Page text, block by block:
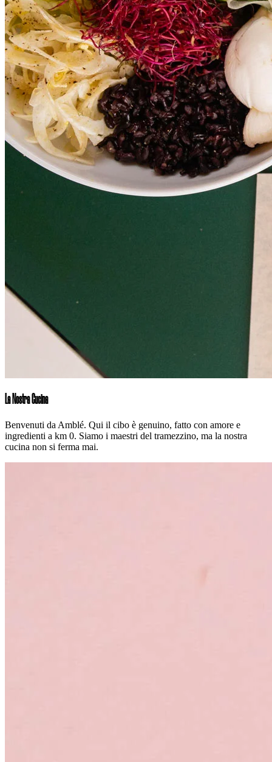
La Nostra Cucina
Benvenuti da Amblé. Qui il cibo è genuino, fatto con amore e
ingredienti a km 0. Siamo i maestri del tramezzino, ma la nostra
cucina non si ferma mai.